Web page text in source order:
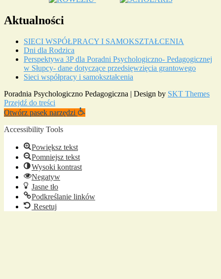
Aktualności
SIECI WSPÓŁPRACY I SAMOKSZTAŁCENIA
Dni dla Rodzica
Perspektywa 3P dla Poradni Psychologiczno- Pedagogicznej
w Słupcy- dane dotyczące przedsięwzięcia grantowego
Sieci współpracy i samokształcenia
Poradnia Psychologiczno Pedagogiczna | Design by SKT Themes
Przejdź do treści
Otwórz pasek narzędzi
Accessibility Tools
Powiększ tekst
Pomniejsz tekst
Wysoki kontrast
Negatyw
Jasne tło
Podkreślanie linków
Resetuj